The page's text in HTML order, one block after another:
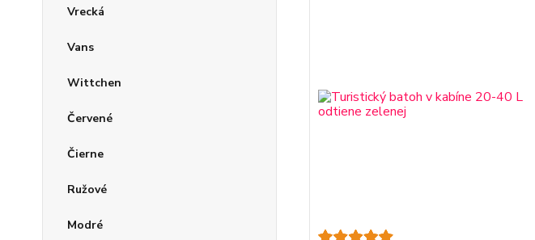
Vrecká
Vans
Wittchen
Červené
Čierne
Ružové
Modré